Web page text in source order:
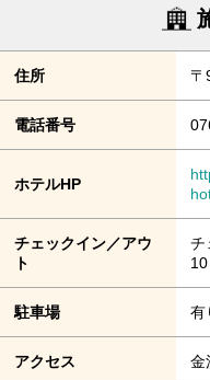
住所 〒
電話番号
ホテルHP
チェックイン／アウ
ト
チ
駐車場
アクセス 金